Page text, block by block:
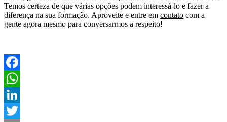
Temos certeza de que várias opções podem interessá-lo e fazer a
diferença na sua formação. Aproveite e entre em contato com a
gente agora mesmo para conversarmos a respeito!
Facebook
WhatsApp
LinkedIn